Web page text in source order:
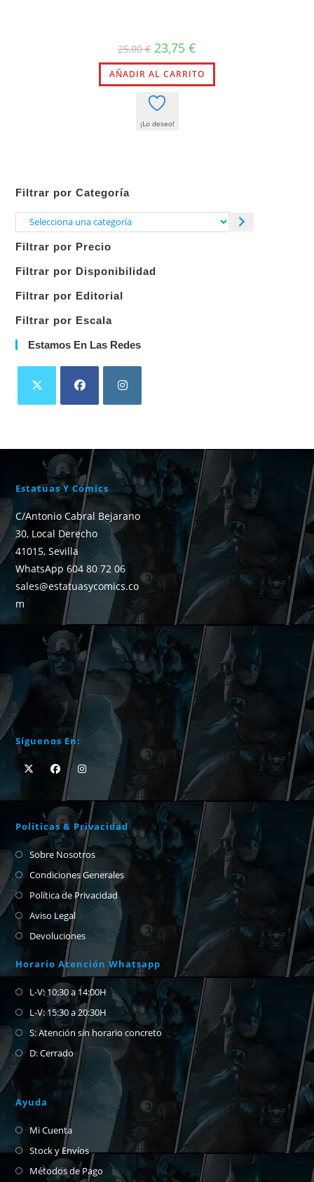
25,00€ El
precio
original
era:
25,00 €.
23,75 €
actual
es:
23,75 €.
AÑADIR AL CARRITO
¡Lo deseo!
Filtrar por Categoría
Selecciona
categoría
Filtrar por Precio
Filtrar por Disponibilidad
Filtrar por Editorial
Filtrar por Escala
Estamos En Las Redes
Estatuas Y Cómics
C/Antonio Cabral Bejarano
30, Local Derecho
41015, Sevilla
WhatsApp 604 80 72 06
sales@estatuasycomics.co
m
Síguenos En:
Políticas & Privacidad
Sobre Nosotros
Condiciones Generales
Política de Privacidad
Aviso Legal
Devoluciones
Horario Atención Whatsapp
L-V: 10:30 a 14:00H
L-V: 15:30 a 20:30H
S: Atención sin horario concreto
D: Cerrado
Ayuda
Mi Cuenta
Stock y Envíos
Métodos de Pago